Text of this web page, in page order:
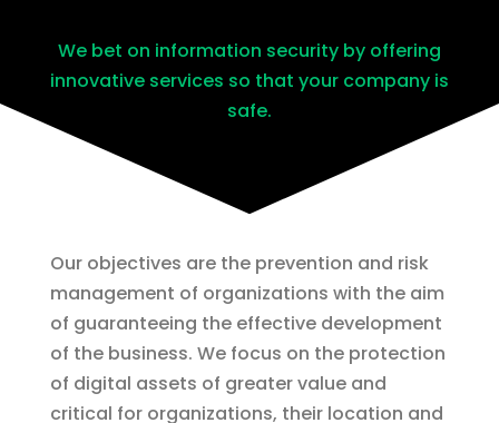
We bet on information security by offering
innovative services so that your company is
safe.
Our objectives are the prevention and risk
management of organizations with the aim
of guaranteeing the effective development
of the business. We focus on the protection
of digital assets of greater value and
critical for organizations, their location and